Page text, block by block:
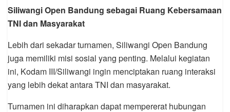
Siliwangi Open Bandung sebagai Ruang Kebersamaan
TNI dan Masyarakat
Lebih dari sekadar turnamen, Siliwangi Open Bandung
juga memiliki misi sosial yang penting. Melalui kegiatan
ini, Kodam III/Siliwangi ingin menciptakan ruang interaksi
yang lebih dekat antara TNI dan masyarakat.
Turnamen ini diharapkan dapat mempererat hubungan